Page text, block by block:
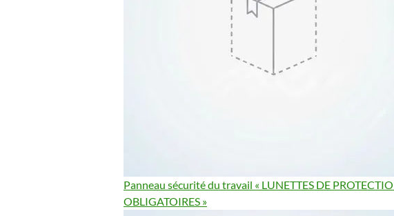
Panneau sécurité du travail « LUNETTES DE
OBLIGATOIRES »